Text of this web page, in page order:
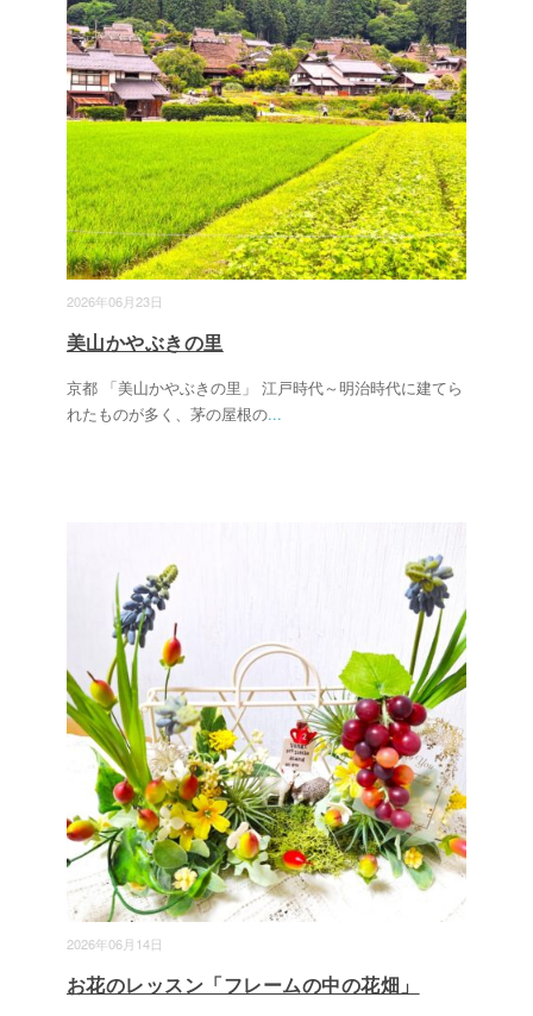
2026年06月23日
美山かやぶきの里
京都 「美山かやぶきの里」 江戸時代～明治時代に建てら
れたものが多く、茅の屋根の...
2026年06月14日
お花のレッスン「フレームの中の花畑」